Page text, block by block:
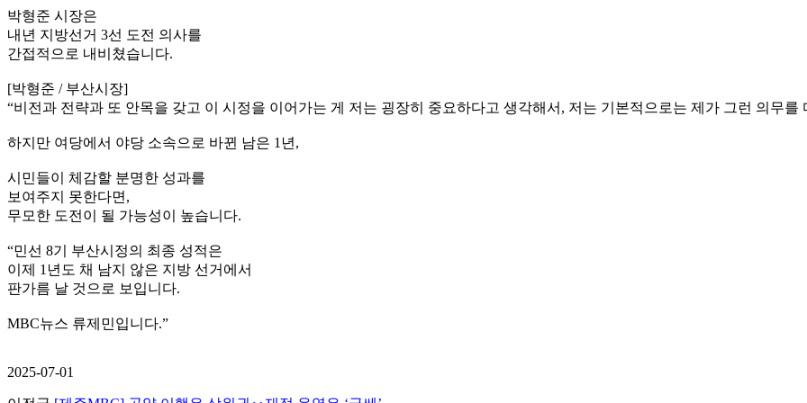
박형준 시장은
내년 지방선거 3선 도전 의사를
간접적으로 내비쳤습니다.
[박형준 / 부산시장]
“비전과 전략과 또 안목을 갖고 이 시정을 이어가는 게 저는 굉장히 중요하다고 생각해서, 저는 기본적으로는 제가 그런 의무
하지만 여당에서 야당 소속으로 바뀐 남은 1년,
시민들이 체감할 분명한 성과를
보여주지 못한다면,
무모한 도전이 될 가능성이 높습니다.
“민선 8기 부산시정의 최종 성적은
이제 1년도 채 남지 않은 지방 선거에서
판가름 날 것으로 보입니다.
MBC뉴스 류제민입니다.”
2025-07-01